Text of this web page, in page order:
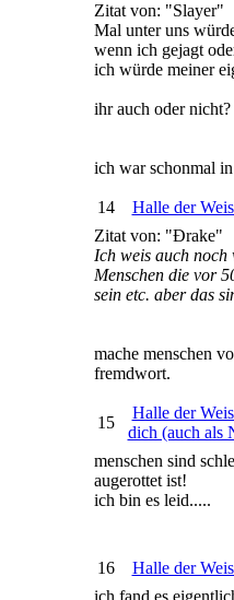
Zitat von: "Slayer"
Mal unter uns
wenn ich gejagt
ich würde meiner
ihr auch oder nicht?
ich war schonmal
14 Halle der
Zitat von: "Ðrake"
Ich weis auch noch
Menschen die vor
sein etc. aber das
mache menschen
fremdwort.
15
Halle der
dich (auch als
menschen sind
augerottet ist!
ich bin es leid.....
16 Halle der